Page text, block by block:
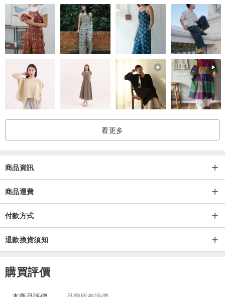
注意事項：
1.商品皆屬於純手工製作，故每個商品之間都會有各自的獨特性，也
可能會與商品照有些微差異。
2.平均出貨日為：下單後10-14個工作天出貨。
3.有任何顏色搭配，或客製需求，請先連絡設計師。
飾品保養：
1.南美蠟線材質配戴約一周後，會逐漸褪蠟，顏色色澤會更加光亮，
屬正常現象。
2.如含有純銀/黃銅配件，長時間不配戴請存於夾鏈袋中保存。
牙膏清潔法處理。
15分鐘，再稍微用手指/柔軟刷毛的牙刷搓磨洗去牙膏，即可。"
4.泡溫泉或使用強烈的化學用品時，盡量將商品取下。
-
1.如屬於商品本體直接斷裂，則不提供修改服務。
並提供現況照片，討論後續的修改事宜，可能會需要酌收材料費用。
看更多
商品資訊
商品運費
付款方式
退款換貨須知
購買評價